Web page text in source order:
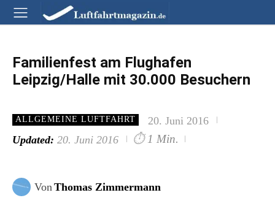
Familienfest am Flughafen
Leipzig/Halle mit 30.000 Besuchern
ALLGEMEINE LUFTFAHRT
20. Juni 2016
Updated: 20. Juni 2016 ⏱ 1 Min.
VonThomas Zimmermann